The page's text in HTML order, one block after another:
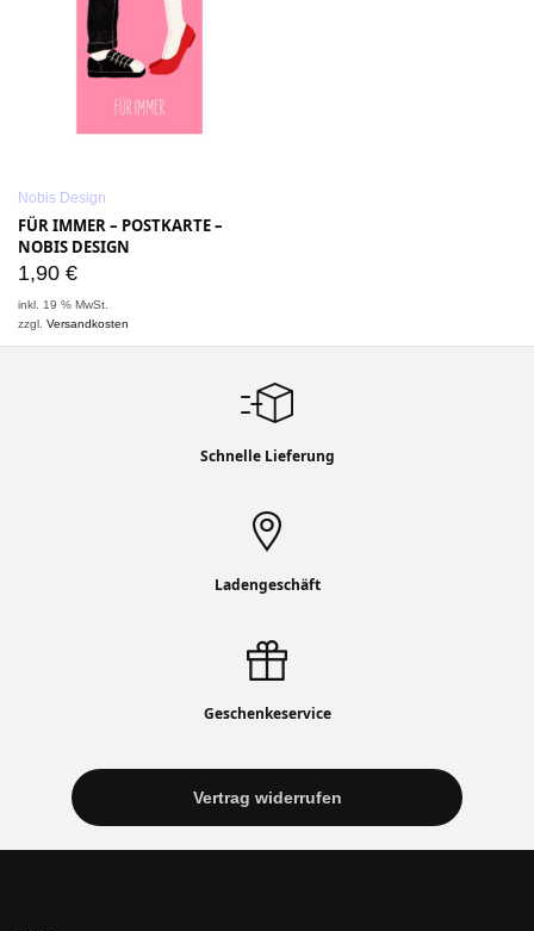
Nobis Design
FÜR IMMER – POSTKARTE –
NOBIS DESIGN
1,90 €
inkl. 19 % MwSt.
zzgl.Versandkosten
Schnelle Lieferung
Ladengeschäft
Geschenkeservice
Vertrag widerrufen